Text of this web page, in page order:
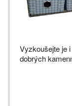
Vyzkoušejte je
dobrých